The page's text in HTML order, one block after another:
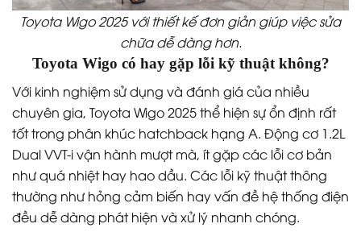
Toyota Wigo 2025 với thiết kế đơn giản giúp việc sửa
chữa dễ dàng hơn.
Toyota Wigo có hay gặp lỗi kỹ thuật không?
Với kinh nghiệm sử dụng và đánh giá của nhiều
chuyên gia, Toyota Wigo 2025 thể hiện sự ổn định rất
tốt trong phân khúc hatchback hạng A. Động cơ 1.2L
Dual VVT-i vận hành mượt mà, ít gặp các lỗi cơ bản
như quá nhiệt hay hao dầu. Các lỗi kỹ thuật thông
thường như hỏng cảm biến hay vấn đề hệ thống điện
đều dễ dàng phát hiện và xử lý nhanh chóng.